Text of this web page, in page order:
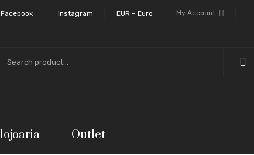
Facebook Instagram EUR – Euro My Account
Outlet